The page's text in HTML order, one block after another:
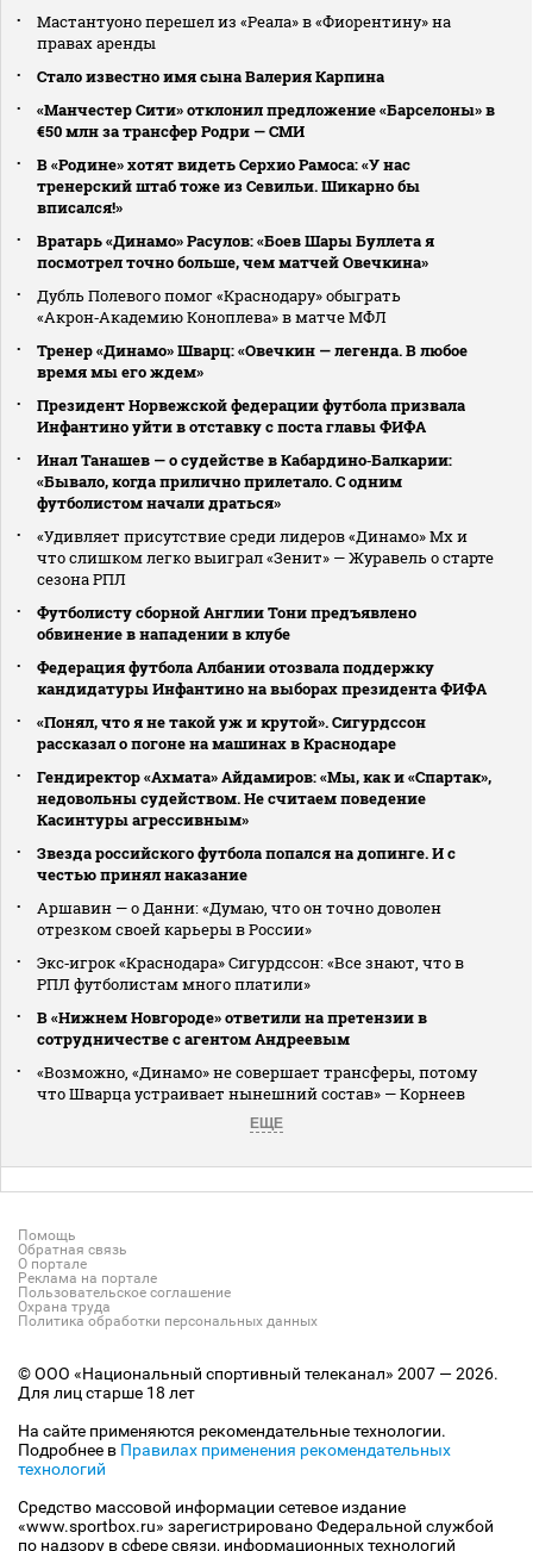
Мастантуоно перешел из «Реала» в «Фиорентину» на
правах аренды
Стало известно имя сына Валерия Карпина
«Манчестер Сити» отклонил предложение «Барселоны» в
€50 млн за трансфер Родри — СМИ
В «Родине» хотят видеть Серхио Рамоса: «У нас
тренерский штаб тоже из Севильи. Шикарно бы
вписался!»
Вратарь «Динамо» Расулов: «Боев Шары Буллета я
посмотрел точно больше, чем матчей Овечкина»
Дубль Полевого помог «Краснодару» обыграть
«Акрон‑Академию Коноплева» в матче МФЛ
Тренер «Динамо» Шварц: «Овечкин — легенда. В любое
время мы его ждем»
Президент Норвежской федерации футбола призвала
Инфантино уйти в отставку с поста главы ФИФА
Инал Танашев — о судействе в Кабардино‑Балкарии:
«Бывало, когда прилично прилетало. С одним
футболистом начали драться»
«Удивляет присутствие среди лидеров «Динамо» Мх и
что слишком легко выиграл «Зенит» — Журавель о старте
сезона РПЛ
Футболисту сборной Англии Тони предъявлено
обвинение в нападении в клубе
Федерация футбола Албании отозвала поддержку
кандидатуры Инфантино на выборах президента ФИФА
«Понял, что я не такой уж и крутой». Сигурдссон
рассказал о погоне на машинах в Краснодаре
Гендиректор «Ахмата» Айдамиров: «Мы, как и «Спартак»,
недовольны судейством. Не считаем поведение
Касинтуры агрессивным»
Звезда российского футбола попался на допинге. И с
честью принял наказание
Аршавин — о Данни: «Думаю, что он точно доволен
отрезком своей карьеры в России»
Экс‑игрок «Краснодара» Сигурдссон: «Все знают, что в
РПЛ футболистам много платили»
В «Нижнем Новгороде» ответили на претензии в
сотрудничестве с агентом Андреевым
«Возможно, «Динамо» не совершает трансферы, потому
что Шварца устраивает нынешний состав» — Корнеев
ЕЩЕ
Помощь
Обратная связь
О портале
Реклама на портале
Пользовательское соглашение
Охрана труда
Политика обработки персональных данных
© ООО «Национальный спортивный телеканал» 2007 — 2026.
Для лиц старше 18 лет
На сайте применяются рекомендательные технологии.
Подробнее в Правилах применения рекомендательных
технологий
Средство массовой информации сетевое издание
«www.sportbox.ru» зарегистрировано Федеральной службой
по надзору в сфере связи, информационных технологий